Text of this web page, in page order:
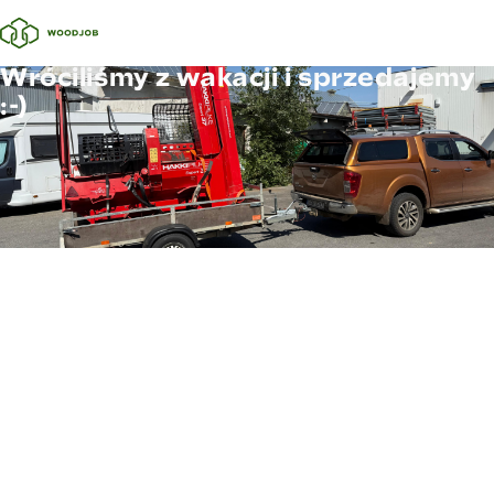
Wróciliśmy z wakacji i sprzedajemy
:-)